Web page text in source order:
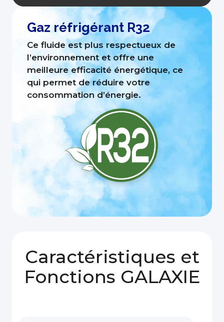
Gaz réfrigérant R32
Ce fluide est plus respectueux de
l’environnement et offre une
meilleure efficacité énergétique, ce
qui permet de réduire votre
consommation d’énergie.
Caractéristiques et
Fonctions GALAXIE